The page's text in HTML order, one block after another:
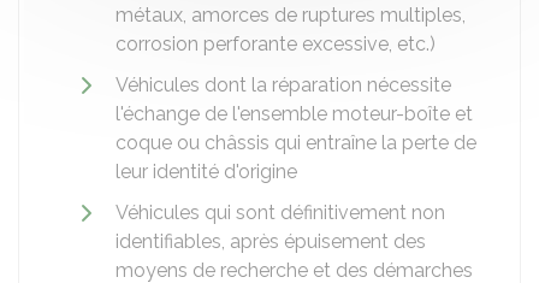
métaux, amorces de ruptures multiples,
corrosion perforante excessive, etc.)
Véhicules dont la réparation nécessite
l'échange de l'ensemble moteur-boîte et
coque ou châssis qui entraîne la perte de
leur identité d'origine
Véhicules qui sont définitivement non
identifiables, après épuisement des
moyens de recherche et des démarches